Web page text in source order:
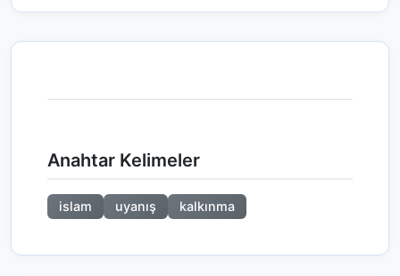
Anahtar Kelimeler
islam uyanış kalkınma